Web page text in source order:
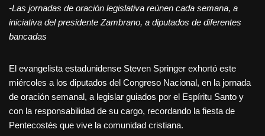
-Las jornadas de oración legislativa reúnen cada semana, a
iniciativa del presidente Zambrano, a diputados de diferentes
bancadas
El evangelista estadunidense Steven Springer exhortó este
miércoles a los diputados del Congreso Nacional, en la jornada
de oración semanal, a legislar guiados por el Espíritu Santo y
con la responsabilidad de su cargo, recordando la fiesta de
Pentecostés que vive la comunidad cristiana.